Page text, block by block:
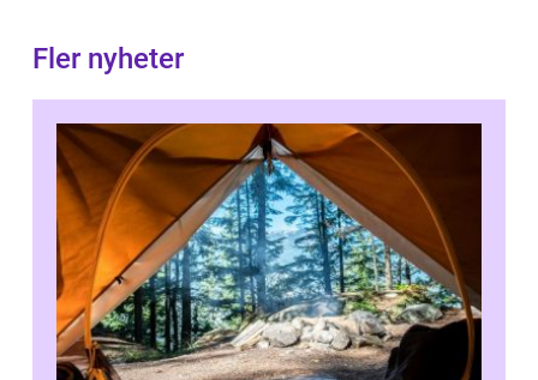
Fler nyheter